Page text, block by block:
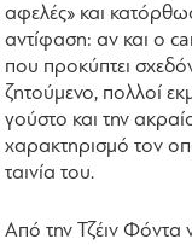
αφελές» και
αντίφαση: αν και ο
που προκύπτει
ζητούμενο, πολλοί
γούστο και την
χαρακτηρισμό τον
ταινία του.
Από την Τζέιν Φόντα